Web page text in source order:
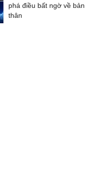
phá điều bất ngờ về bản
thân